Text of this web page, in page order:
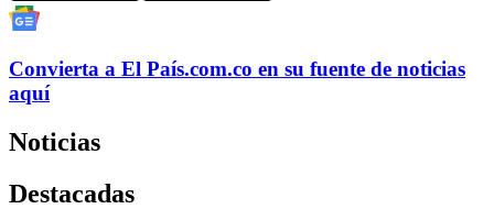
Convierta a El País.com.co en su fuente de noticias
aquí
Noticias
Destacadas